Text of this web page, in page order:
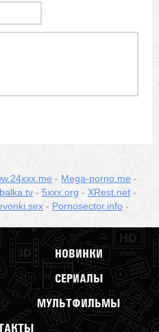
- Mega-porno.me -
- 5xxx.org - XRest.net -
- Pornosector.info -
НОВИНКИ
СЕРИАЛЫ
МУЛЬТФИЛЬМЫ